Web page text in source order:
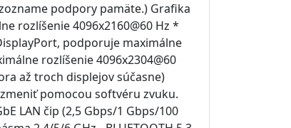
podpory pamäte.) Grafika
rozlíšenie 4096x2160@60 Hz *
podporuje maximálne
rozlíšenie 4096x2304@60
až troch displejov súčasne)
pomocou softvéru zvuku.
LAN čip (2,5 Gbps/1 Gbps/100